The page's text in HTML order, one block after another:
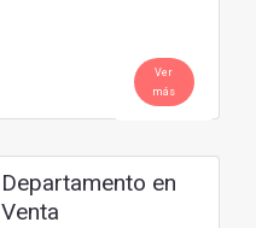
Ver
más
Departamento en
Venta